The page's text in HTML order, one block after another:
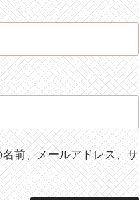
前、メールアドレス、サ